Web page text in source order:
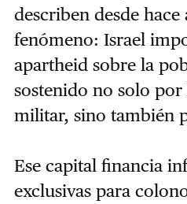
describen desde
fenómeno: Israel
apartheid sobre la
sostenido no solo por
militar, sino también
Ese capital financia
exclusivas para